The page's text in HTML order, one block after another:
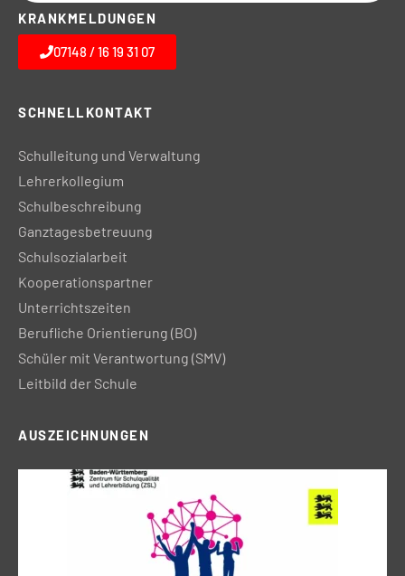
KRANKMELDUNGEN
07148 / 16 19 31 07
SCHNELLKONTAKT
Schulleitung und Verwaltung
Lehrerkollegium
Schulbeschreibung
Ganztagesbetreuung
Schulsozialarbeit
Kooperationspartner
Unterrichtszeiten
Berufliche Orientierung (BO)
Schüler mit Verantwortung (SMV)
Leitbild der Schule
AUSZEICHNUNGEN